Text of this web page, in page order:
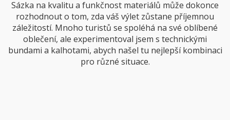
Sázka na kvalitu a funkčnost materiálů může dokonce
rozhodnout o tom, zda váš výlet zůstane příjemnou
záležitostí. Mnoho turistů se spoléhá na své oblíbené
oblečení, ale experimentoval jsem s technickými
bundami a kalhotami, abych našel tu nejlepší kombinaci
pro různé situace.